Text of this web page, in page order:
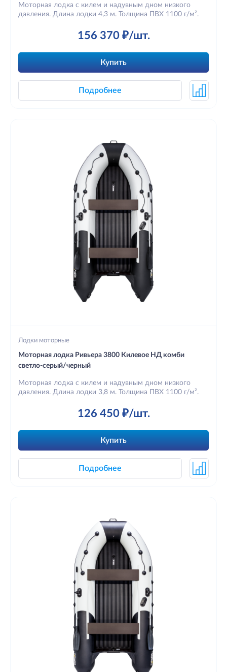
Моторная лодка с килем и надувным дном низкого
давления. Длина лодки 4,3 м. Толщина ПВХ 1100 г/м².
156 370 ₽/шт.
Купить
Подробнее
Лодки моторные
Моторная лодка Ривьера 3800 Килевое НД комби
светло-серый/черный
Моторная лодка с килем и надувным дном низкого
давления. Длина лодки 3,8 м. Толщина ПВХ 1100 г/м².
126 450 ₽/шт.
Купить
Подробнее